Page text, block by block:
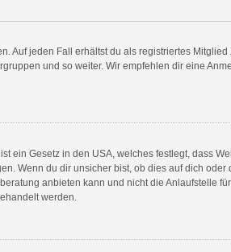
Auf jeden Fall erhältst du als registriertes Mitglied
und so weiter. Wir empfehlen dir eine
ein Gesetz in den USA, welches festlegt, dass
Wenn du dir unsicher bist, ob dies auf dich oder
anbieten kann und nicht die Anlaufstelle
werden.